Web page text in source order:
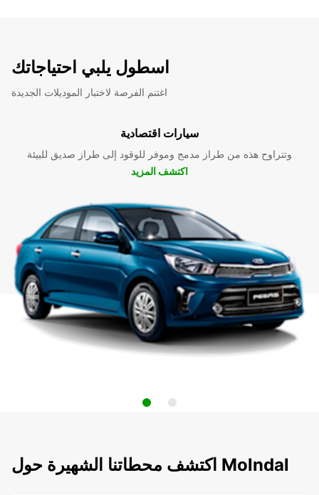
اسطول يلبي احتياجاتك
اغتنم الفرصة لاختبار الموديلات الجديدة
سيارات اقتصادية
وتتراوح هذه من طراز مدمج وموفر للوقود إلى طراز صديق للبيئة
اكتشف المزيد
اكتشف محطاتنا الشهيرة حول Molndal